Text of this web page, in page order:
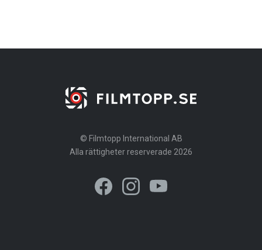
© Filmtopp International AB
Alla rättigheter reserverade 2026